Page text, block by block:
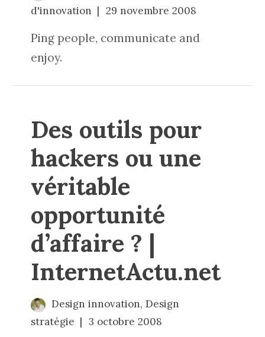
d'innovation
29 novembre 2008
Ping people, communicate and
enjoy.
Des outils pour
hackers ou une
véritable
opportunité
d’affaire ? |
InternetActu.net
Design innovation, Design
stratégie
3 octobre 2008